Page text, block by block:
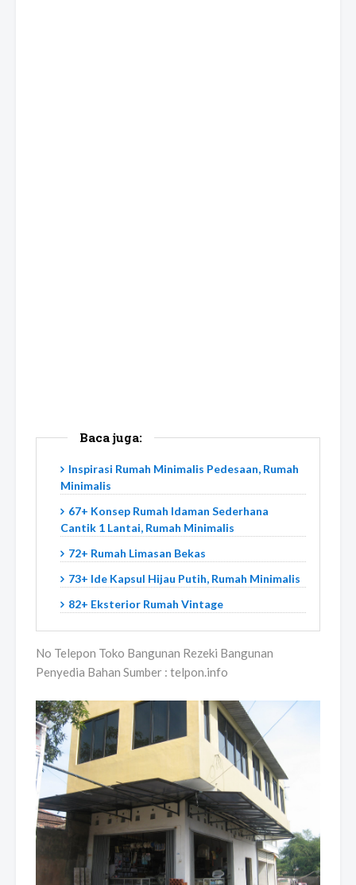
Baca juga:
Inspirasi Rumah Minimalis Pedesaan, Rumah
Minimalis
67+ Konsep Rumah Idaman Sederhana
Cantik 1 Lantai, Rumah Minimalis
72+ Rumah Limasan Bekas
73+ Ide Kapsul Hijau Putih, Rumah Minimalis
82+ Eksterior Rumah Vintage
No Telepon Toko Bangunan Rezeki Bangunan
Penyedia Bahan Sumber : telpon.info